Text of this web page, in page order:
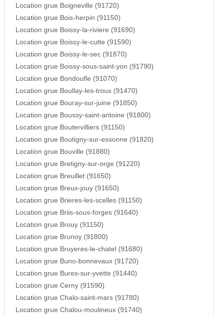
Location grue Boigneville (91720)
Location grue Bois-herpin (91150)
Location grue Boissy-la-riviere (91690)
Location grue Boissy-le-cutte (91590)
Location grue Boissy-le-sec (91870)
Location grue Boissy-sous-saint-yon (91790)
Location grue Bondoufle (91070)
Location grue Boullay-les-troux (91470)
Location grue Bouray-sur-juine (91850)
Location grue Boussy-saint-antoine (91800)
Location grue Boutervilliers (91150)
Location grue Boutigny-sur-essonne (91820)
Location grue Bouville (91880)
Location grue Bretigny-sur-orge (91220)
Location grue Breuillet (91650)
Location grue Breux-jouy (91650)
Location grue Brieres-les-scelles (91150)
Location grue Briis-sous-forges (91640)
Location grue Brouy (91150)
Location grue Brunoy (91800)
Location grue Bruyeres-le-chatel (91680)
Location grue Buno-bonnevaux (91720)
Location grue Bures-sur-yvette (91440)
Location grue Cerny (91590)
Location grue Chalo-saint-mars (91780)
Location grue Chalou-moulineux (91740)